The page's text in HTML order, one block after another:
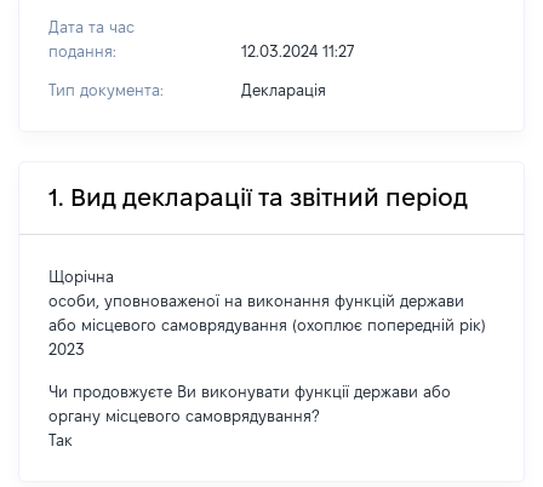
Дата та час
подання:
12.03.2024 11:27
Тип документа: Декларація
1. Вид декларації та звітний період
Щорічна
особи, уповноваженої на виконання функцій держави
або місцевого самоврядування (охоплює попередній рік)
2023
Чи продовжуєте Ви виконувати функції держави або
органу місцевого самоврядування?
Так